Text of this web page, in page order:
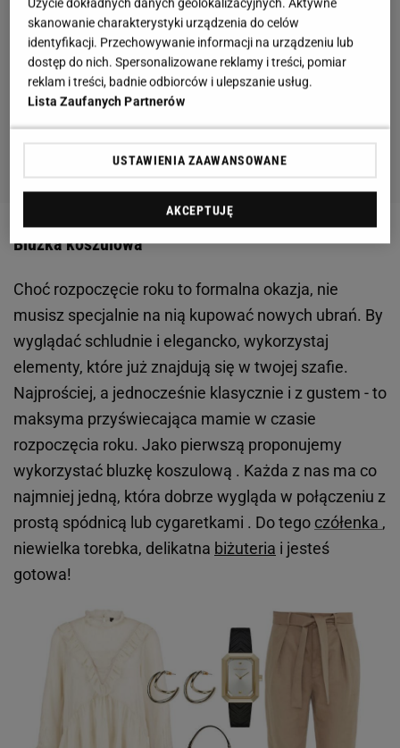
Bluzka koszulowa
Choć rozpoczęcie roku to formalna okazja, nie
musisz specjalnie na nią kupować nowych ubrań. By
wyglądać schludnie i elegancko, wykorzystaj
elementy, które już znajdują się w twojej szafie.
Najprościej, a jednocześnie klasycznie i z gustem - to
maksyma przyświecająca mamie w czasie
rozpoczęcia roku. Jako pierwszą proponujemy
wykorzystać bluzkę koszulową . Każda z nas ma co
najmniej jedną, która dobrze wygląda w połączeniu z
prostą spódnicą lub cygaretkami . Do tego czółenka ,
niewielka torebka, delikatna biżuteria i jesteś
gotowa!
skanowanie charakterystyki urządzenia do celów
identyfikacji. Przechowywanie informacji na urządzeniu lub
dostęp do nich. Spersonalizowane reklamy i treści, pomiar
reklam i treści, badnie odbiorców i ulepszanie usług.
Lista Zaufanych Partnerów
USTAWIENIA ZAAWANSOWANE
AKCEPTUJĘ